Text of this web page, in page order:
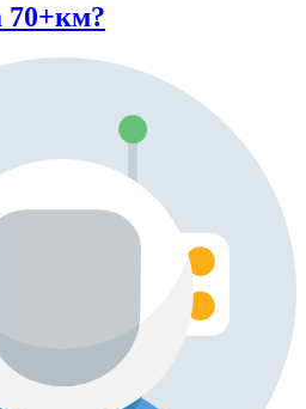
70+км?